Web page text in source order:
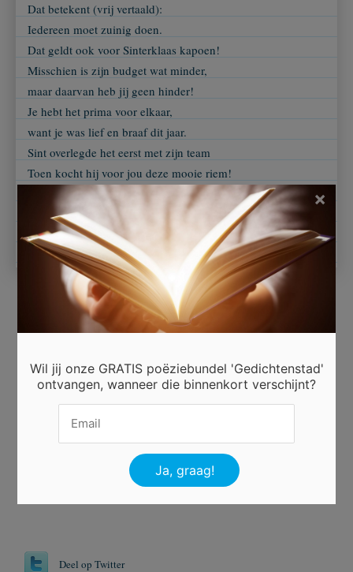
Dat betekent (vrij vertaald):
Iedereen moet zuinig doen.
Dat geldt ook voor Sinterklaas kapoen!
Misschien is zijn budget wat minder,
maar daarvan heb jij geen hinder!
Je hebt het prima voor elkaar,
want je was lief en braaf dit jaar.
Sint overlegde het eerst met zijn team
Toen kocht hij voor jou deze mooie riem!
Hij zal je vast fantastisch staan.
Haal hem maar niet te strak aan!
Ingezonden door
Beoordeel dit gedicht
Er is 1 keer gestemd.
Deel op Twitter
Wil jij onze GRATIS poëziebundel 'Gedichtenstad'
ontvangen, wanneer die binnenkort verschijnt?
×